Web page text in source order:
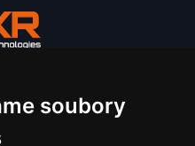
soubory
lisy